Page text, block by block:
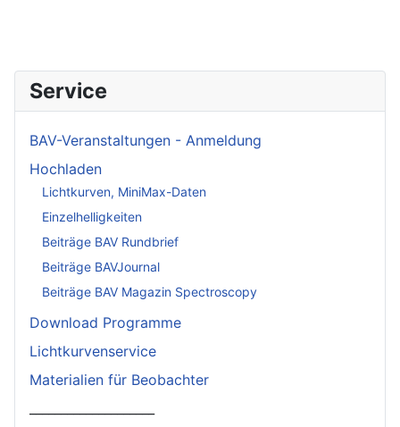
Service
BAV-Veranstaltungen - Anmeldung
Hochladen
Lichtkurven, MiniMax-Daten
Einzelhelligkeiten
Beiträge BAV Rundbrief
Beiträge BAVJournal
Beiträge BAV Magazin Spectroscopy
Download Programme
Lichtkurvenservice
Materialien für Beobachter